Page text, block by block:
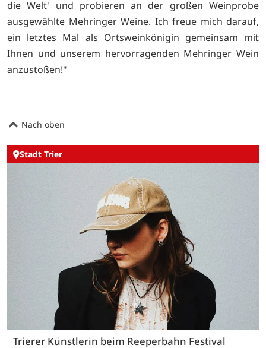
die Welt' und probieren an der großen Weinprobe
ausgewählte Mehringer Weine. Ich freue mich darauf,
ein letztes Mal als Ortsweinkönigin gemeinsam mit
Ihnen und unserem hervorragenden Mehringer Wein
anzustoßen!"
Nach oben
Stadt Trier
Trierer Künstlerin beim Reeperbahn Festival